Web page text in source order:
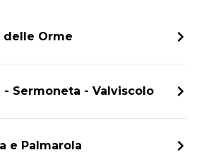
delle Orme
- Sermoneta - Valviscolo
e Palmarola